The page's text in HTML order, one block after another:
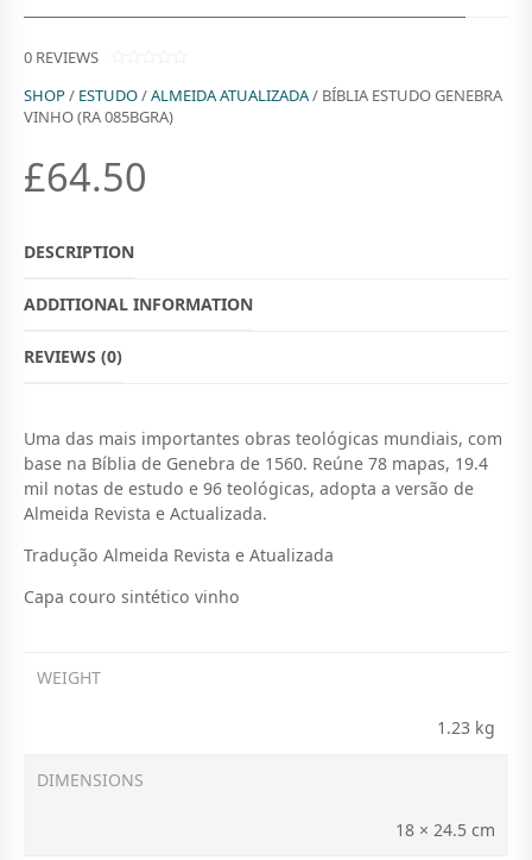
0 REVIEWS
O
U
T
5
SHOP/ ESTUDO/ALMEIDA ATUALIZADA/ BÍBLIA ESTUDO GENEBRA
VINHO (RA 085BGRA)
£64.50
DESCRIPTION
ADDITIONAL INFORMATION
REVIEWS (0)
Uma das mais importantes obras teológicas mundiais, com
base na Bíblia de Genebra de 1560. Reúne 78 mapas, 19.4
mil notas de estudo e 96 teológicas, adopta a versão de
Almeida Revista e Actualizada.
Tradução Almeida Revista e Atualizada
Capa couro sintético vinho
WEIGHT
1.23 kg
DIMENSIONS
18 × 24.5 cm